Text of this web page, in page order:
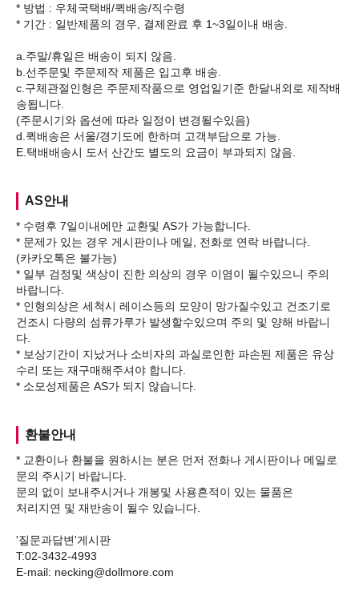
* 방법 : 우체국택배/퀵배송/직수령
* 기간 : 일반제품의 경우, 결제완료 후 1~3일이내 배송.
a.주말/휴일은 배송이 되지 않음.
b.선주문및 주문제작 제품은 입고후 배송.
c.구체관절인형은 주문제작품으로 영업일기준 한달내외로 제작배
송됩니다.
(주문시기와 옵션에 따라 일정이 변경될수있음)
d.퀵배송은 서울/경기도에 한하며 고객부담으로 가능.
AS안내
* 수령후 7일이내에만 교환및 AS가 가능합니다.
* 문제가 있는 경우 게시판이나 메일, 전화로 연락 바랍니다.
(카카오톡은 불가능)
* 일부 검정및 색상이 진한 의상의 경우 이염이 될수있으니 주의
바랍니다.
* 인형의상은 세척시 레이스등의 모양이 망가질수있고 건조기로
건조시 다량의 섬류가루가 발생할수있으며 주의 및 양해 바랍니
다.
* 보상기간이 지났거나 소비자의 과실로인한 파손된 제품은 유상
수리 또는 재구매해주셔야 합니다.
환불안내
* 교환이나 환불을 원하시는 분은 먼저 전화나 게시판이나 메일로
문의 주시기 바랍니다.
문의 없이 보내주시거나 개봉및 사용흔적이 있는 물품은
처리지연 및 재반송이 될수 있습니다.
'질문과답변'게시판
T:02-3432-4993
E-mail: necking@dollmore.com